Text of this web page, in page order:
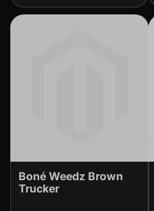
Boné Weedz Brown
Trucker